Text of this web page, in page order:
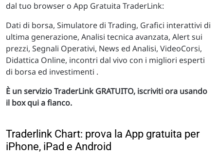
dal tuo browser o App Gratuita TraderLink:
Dati di borsa, Simulatore di Trading, Grafici interattivi di
ultima generazione, Analisi tecnica avanzata, Alert sui
prezzi, Segnali Operativi, News ed Analisi, VideoCorsi,
Didattica Online, incontri dal vivo con i migliori esperti
di borsa ed investimenti .
È un servizio TraderLink GRATUITO, iscriviti ora usando
il box qui a fianco.
Traderlink Chart: prova la App gratuita per
iPhone, iPad e Android